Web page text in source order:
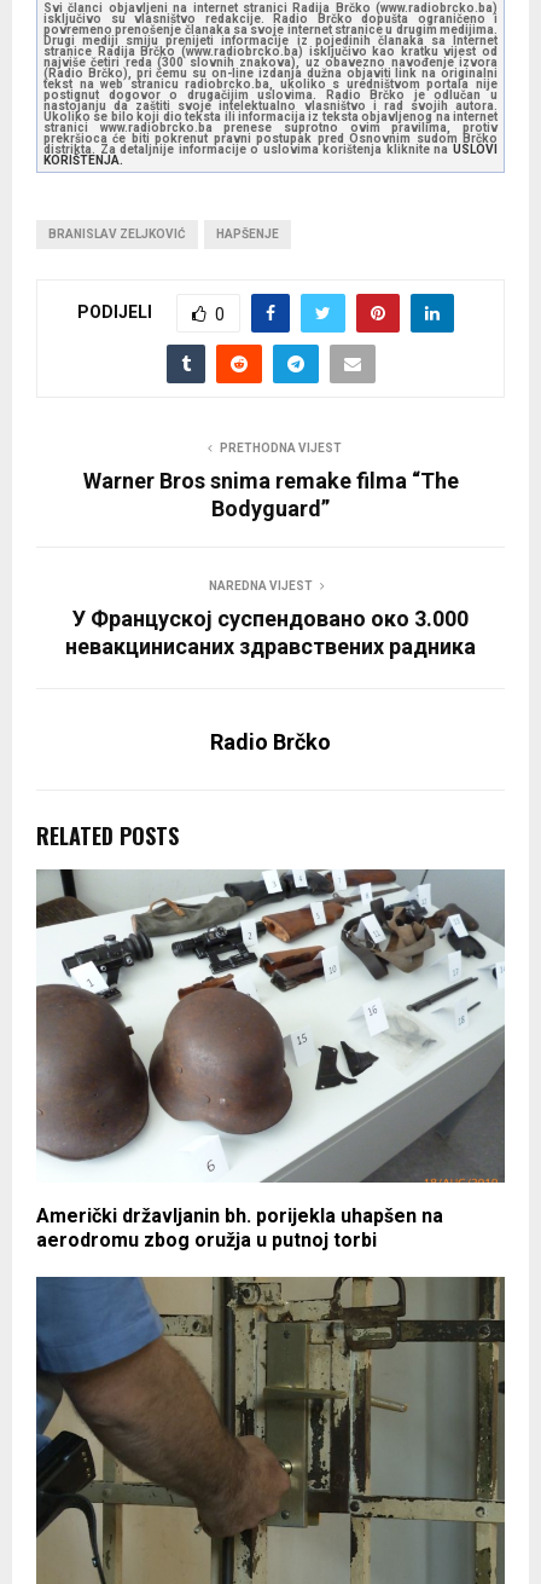
Svi članci objavljeni na internet stranici Radija Brčko (www.radiobrcko.ba)
isključivo su vlasništvo redakcije. Radio Brčko dopušta ograničeno i
povremeno prenošenje članaka sa svoje internet stranice u drugim medijima.
Drugi mediji smiju prenijeti informacije iz pojedinih članaka sa Internet
stranice Radija Brčko (www.radiobrcko.ba) isključivo kao kratku vijest od
najviše četiri reda (300 slovnih znakova), uz obavezno navođenje izvora
(Radio Brčko), pri čemu su on-line izdanja dužna objaviti link na originalni
tekst na web stranicu radiobrcko.ba, ukoliko s uredništvom portala nije
postignut dogovor o drugačijim uslovima. Radio Brčko je odlučan u
nastojanju da zaštiti svoje intelektualno vlasništvo i rad svojih autora.
Ukoliko se bilo koji dio teksta ili informacija iz teksta objavljenog na internet
stranici www.radiobrcko.ba prenese suprotno ovim pravilima, protiv
prekršioca će biti pokrenut pravni postupak pred Osnovnim sudom Brčko
distrikta. Za detaljnije informacije o uslovima korištenja kliknite na USLOVI
KORIŠTENJA.
BRANISLAV ZELJKOVIĆ HAPŠENJE
PODIJELI 0
PRETHODNA VIJEST
Warner Bros snima remake filma “The
Bodyguard”
NAREDNA VIJEST
У Француској суспендовано око 3.000
невакцинисаних здравствених радника
Radio Brčko
RELATED POSTS
Američki državljanin bh. porijekla uhapšen na
aerodromu zbog oružja u putnoj torbi